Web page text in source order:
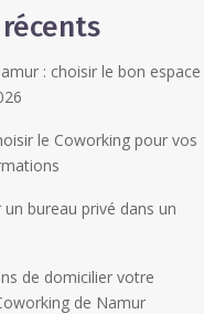
: choisir le bon espace
le Coworking pour vos
bureau privé dans un
de domicilier votre
de Namur